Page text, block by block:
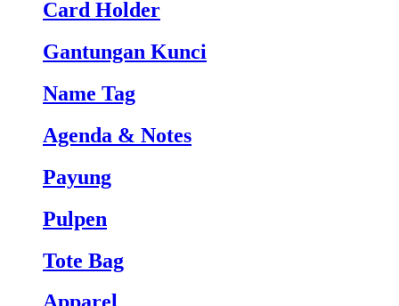
Card Holder
Gantungan Kunci
Name Tag
Agenda & Notes
Payung
Pulpen
Tote Bag